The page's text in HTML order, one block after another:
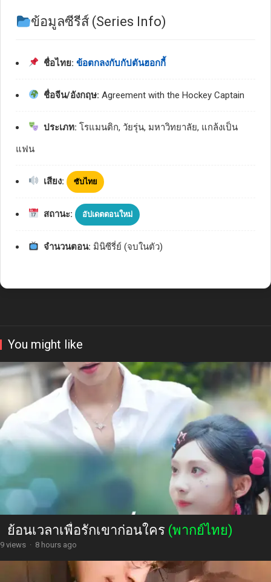
ข้อมูลซีรีส์ (Series Info)
ชื่อไทย: ข้อตกลงกับกัปตันฮอกกี้
ชื่อจีน/อังกฤษ: Agreement with the Hockey Captain
ประเภท: โรแมนติก, วัยรุ่น, มหาวิทยาลัย, แกล้งเป็น
แฟน
เสียง: ซับไทย
สถานะ: อัปเดตตอนใหม่
จำนวนตอน: มินิซีรี่ย์ (จบในตัว)
You might like
ย้อนเวลาเพื่อรักเขาก่อนใคร (พากย์ไทย)
9 views · 8 hours ago